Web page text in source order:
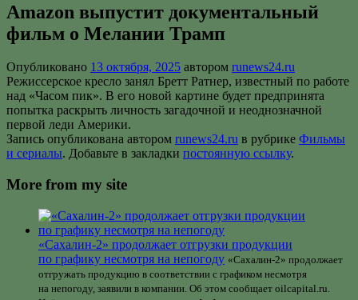
Amazon выпустит документальный
фильм о Мелании Трамп
Опубликовано 13 октября, 2025 автором runews24.ru
Режиссерское кресло занял Бретт Ратнер, известный по работе
над «Часом пик». В его новой картине будет предпринята
попытка раскрыть личность загадочной и неоднозначной
первой леди Америки.
Запись опубликована автором runews24.ru в рубрике Фильмы
и сериалы. Добавьте в закладки постоянную ссылку.
More from my site
«Сахалин-2» продолжает отгрузки продукции
по графику несмотря на непогоду «Сахалин-2» продолжает
отгружать продукцию в соответствии с графиком несмотря
на непогоду, заявили в компании. Об этом сообщает oilcapital.ru.